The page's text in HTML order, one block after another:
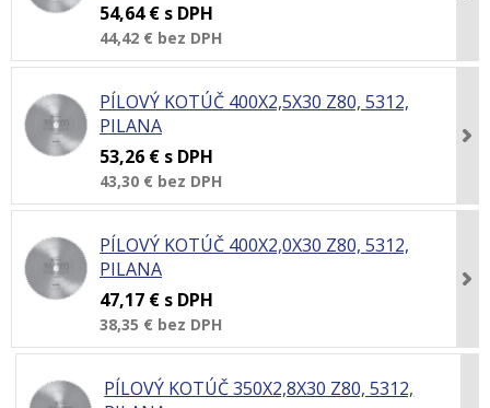
54,64 € s DPH
44,42 € bez DPH
PÍLOVÝ KOTÚČ 400X2,5X30 Z80, 5312,
PILANA
53,26 € s DPH
43,30 € bez DPH
PÍLOVÝ KOTÚČ 400X2,0X30 Z80, 5312,
PILANA
47,17 € s DPH
38,35 € bez DPH
PÍLOVÝ KOTÚČ 350X2,8X30 Z80, 5312,